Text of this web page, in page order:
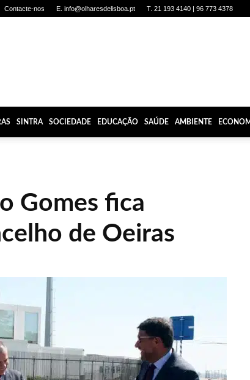
Contacte-nos E. info@olharesdelisboa.pt T. 21 193 4140 | 96 773 4378
SINTRA SOCIEDADE EDUCAÇÃO SAÚDE AMBIENTE
Gomes fica
de Oeiras